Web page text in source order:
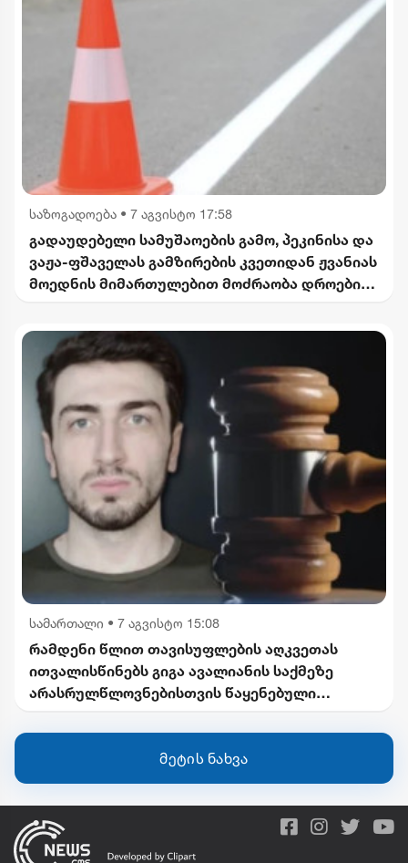
საზოგადოება • 7 აგვისტო 17:58
გადაუდებელი სამუშაოების გამო, პეკინისა და
ვაჟა-ფშაველას გამზირების კვეთიდან ჟვანიას
მოედნის მიმართულებით მოძრაობა დროებით
სამართალი • 7 აგვისტო 15:08
რამდენი წლით თავისუფლების აღკვეთას
ითვალისწინებს გიგა ავალიანის საქმეზე
არასრულწლოვნებისთვის წაყენებული
მეტის ნახვა